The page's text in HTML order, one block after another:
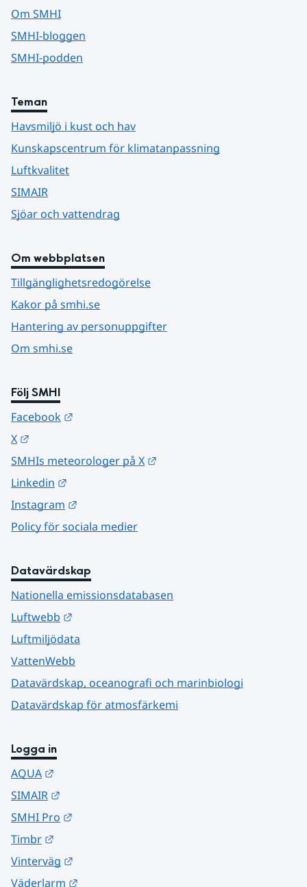
Om SMHI
SMHI-bloggen
SMHI-podden
Teman
Havsmiljö i kust och hav
Kunskapscentrum för klimatanpassning
Luftkvalitet
SIMAIR
Sjöar och vattendrag
Om webbplatsen
Tillgänglighetsredogörelse
Kakor på smhi.se
Hantering av personuppgifter
Om smhi.se
Följ SMHI
Facebook
X
SMHIs meteorologer på X
Linkedin
Instagram
Policy för sociala medier
Datavärdskap
Nationella emissionsdatabasen
Luftwebb
Luftmiljödata
VattenWebb
Datavärdskap, oceanografi och marinbiologi
Datavärdskap för atmosfärkemi
Logga in
AQUA
SIMAIR
SMHI Pro
Timbr
Vinterväg
Väderlarm